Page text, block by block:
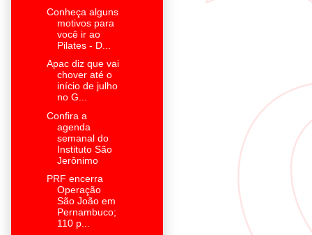
Conheça alguns
motivos para
você ir ao
Pilates - D...
Apac diz que vai
chover até o
início de julho
no G...
Confira a
agenda
semanal do
Instituto São
Jerônimo
PRF encerra
Operação
São João em
Pernambuco;
110 p...